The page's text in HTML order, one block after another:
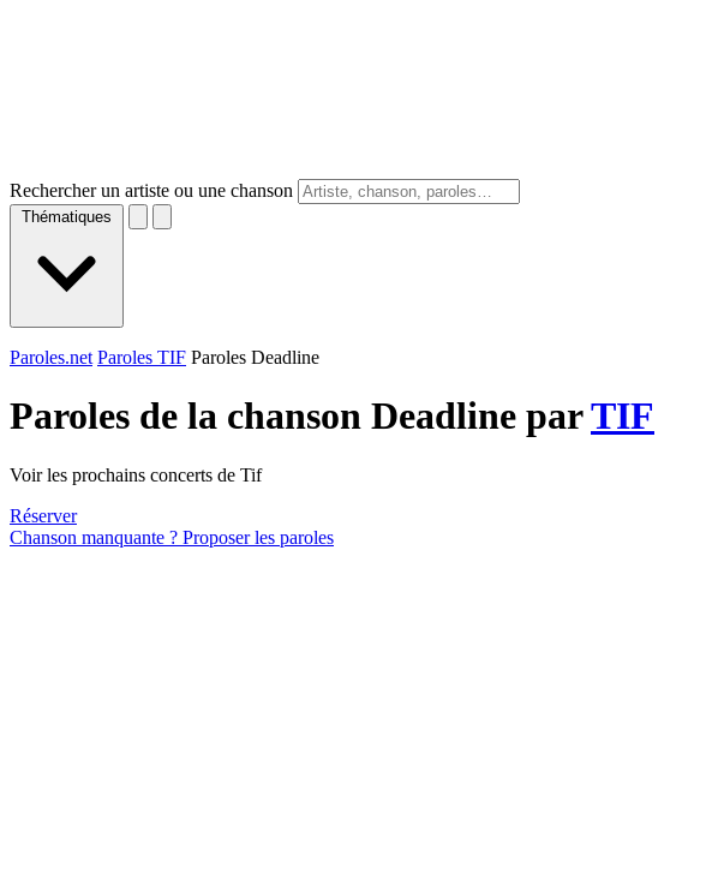
Rechercher un artiste ou une chanson
Thématiques
Paroles.net Paroles TIF Paroles Deadline
Paroles de la chanson Deadline parTIF
Voir les prochains concerts de Tif
Réserver
Chanson manquante ? Proposer les paroles